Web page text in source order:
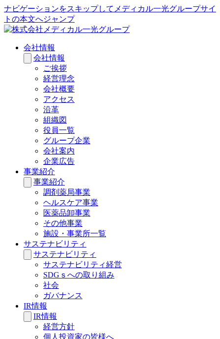
ナビゲーションをスキップしてメディカル一光グループサイ
トの本文へジャンプ
会社情報
会社情報
ご挨拶
経営理念
会社概要
アクセス
沿革
組織図
役員一覧
グループ企業
会社案内
企業広告
事業紹介
事業紹介
調剤薬局事業
ヘルスケア事業
医薬品卸事業
その他事業
施設・事業所一覧
サステナビリティ
サステナビリティ
サステナビリティ経営
SDGｓへの取り組み
社会
ガバナンス
IR情報
IR情報
経営方針
個人投資家の皆様へ